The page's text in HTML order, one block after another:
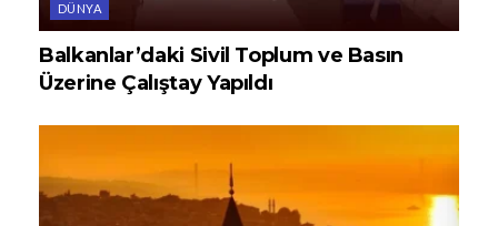
DÜNYA
Balkanlar’daki Sivil Toplum ve Basın
Üzerine Çalıştay Yapıldı